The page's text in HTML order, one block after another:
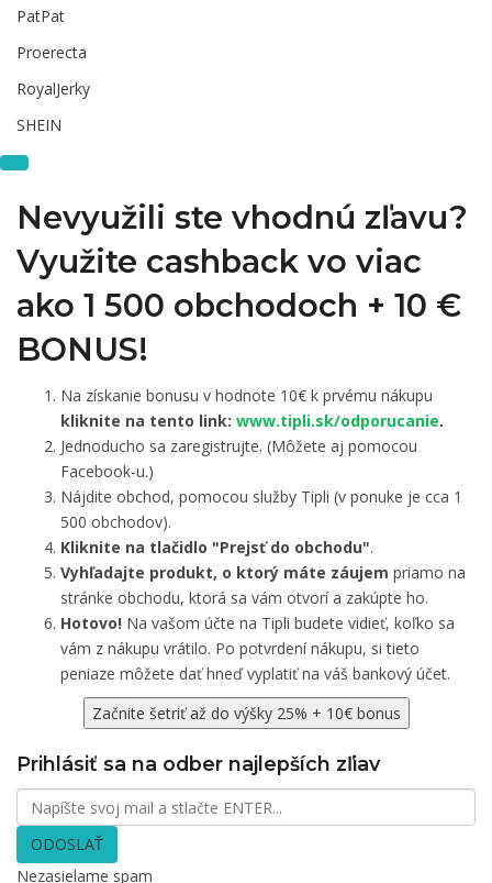
PatPat
Proerecta
RoyalJerky
SHEIN
Nevyužili ste vhodnú zľavu?
Využite cashback vo viac
ako 1 500 obchodoch + 10 €
BONUS!
Na získanie bonusu v hodnote 10€ k prvému nákupu
kliknite na tento link: www.tipli.sk/odporucanie.
Jednoducho sa zaregistrujte. (Môžete aj pomocou
Facebook-u.)
Nájdite obchod, pomocou služby Tipli (v ponuke je cca 1
500 obchodov).
Kliknite na tlačidlo "Prejsť do obchodu".
Vyhľadajte produkt, o ktorý máte záujem priamo na
stránke obchodu, ktorá sa vám otvorí a zakúpte ho.
Hotovo! Na vašom účte na Tipli budete vidieť, koľko sa
vám z nákupu vrátilo. Po potvrdení nákupu, si tieto
peniaze môžete dať hneď vyplatiť na váš bankový účet.
Začnite šetriť až do výšky 25% + 10€ bonus
Prihlásiť sa na odber najlepších zľiav
ODOSLAŤ
Nezasielame spam